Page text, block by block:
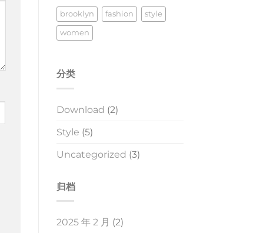
brooklyn fashion style
women
分类
Download (2)
Style (5)
Uncategorized (3)
归档
2025 年 2 月 (2)